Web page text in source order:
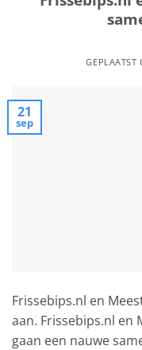
GEPLAATST
21
sep
Frissebips.nl en
aan. Frissebips.nl en
gaan een nauwe